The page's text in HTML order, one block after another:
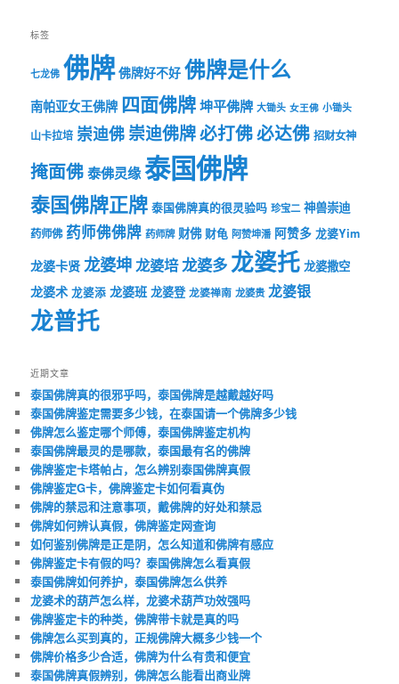
标签
七龙佛 佛牌 佛牌好不好 佛牌是什么
南帕亚女王佛牌 四面佛牌坤平佛牌 大锄头 女王佛 小锄头
山卡拉培 崇迪佛崇迪佛牌必打佛必达佛 招财女神
掩面佛泰佛灵缘泰国佛牌
泰国佛牌正牌 泰国佛牌真的很灵验吗 珍宝二 神兽崇迪
药师佛 药师佛佛牌 药师牌 财佛 财龟 阿赞坤潘 阿赞多 龙婆Yim
龙婆卡贤 龙婆坤龙婆培 龙婆多龙婆托 龙婆撒空
龙婆术 龙婆添 龙婆班 龙婆登 龙婆禅南 龙婆贵 龙婆银
龙普托
近期文章
泰国佛牌真的很邪乎吗，泰国佛牌是越戴越好吗
泰国佛牌鉴定需要多少钱，在泰国请一个佛牌多少钱
佛牌怎么鉴定哪个师傅，泰国佛牌鉴定机构
泰国佛牌最灵的是哪款，泰国最有名的佛牌
佛牌鉴定卡塔帕占，怎么辨别泰国佛牌真假
佛牌鉴定G卡，佛牌鉴定卡如何看真伪
佛牌的禁忌和注意事项，戴佛牌的好处和禁忌
佛牌如何辨认真假，佛牌鉴定网查询
如何鉴别佛牌是正是阴，怎么知道和佛牌有感应
佛牌鉴定卡有假的吗？泰国佛牌怎么看真假
泰国佛牌如何养护，泰国佛牌怎么供养
龙婆术的葫芦怎么样，龙婆术葫芦功效强吗
佛牌鉴定卡的种类，佛牌带卡就是真的吗
佛牌怎么买到真的，正规佛牌大概多少钱一个
佛牌价格多少合适，佛牌为什么有贵和便宜
泰国佛牌真假辨别，佛牌怎么能看出商业牌